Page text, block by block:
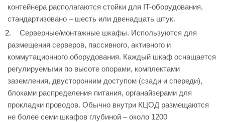
контейнера располагаются стойки для IT-оборудования,
стандартизовано – шесть или двенадцать штук.
Серверные/монтажные шкафы. Используются для
размещения серверов, пассивного, активного и
коммутационного оборудования. Каждый шкаф оснащается
регулируемыми по высоте опорами, комплектами
заземления, двусторонним доступом (сзади и спереди),
блоками распределения питания, органайзерами для
прокладки проводов. Обычно внутри КЦОД размещаются
не более семи шкафов глубиной – около 1200